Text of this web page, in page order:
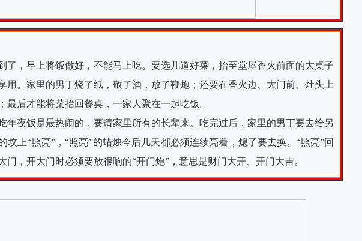
了，早上将饭做好，不能马上吃。要选几道好菜，抬至堂屋香火前面的大桌子
用。家里的男丁烧了纸，敬了酒，放了鞭炮；还要在香火边、大门前、灶头上
最后才能将菜抬回餐桌，一家人聚在一起吃饭。
年夜饭是最热闹的，要请家里所有的长辈来。吃完过后，家里的男丁要去给另
坟上“照亮”，“照亮”的蜡烛今后几天都必须连续亮着，熄了要去换。“照亮”回
门，开大门时必须要放很响的“开门炮”，意思是财门大开、开门大吉。